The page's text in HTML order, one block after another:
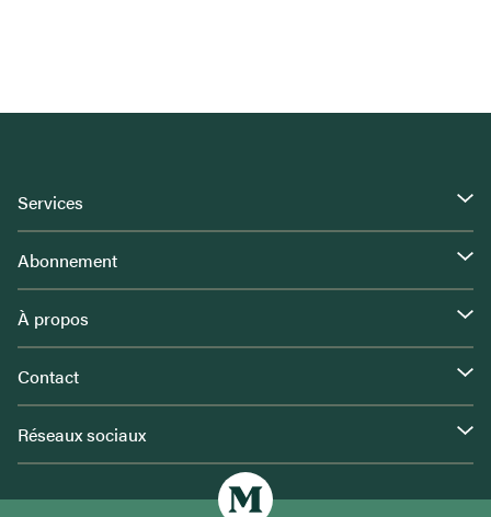
Services
Abonnement
À propos
Contact
Réseaux sociaux